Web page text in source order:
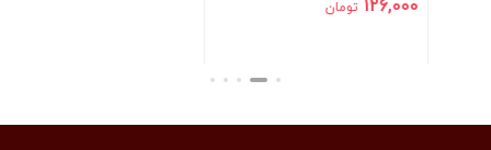
126,000 تومان
بستن